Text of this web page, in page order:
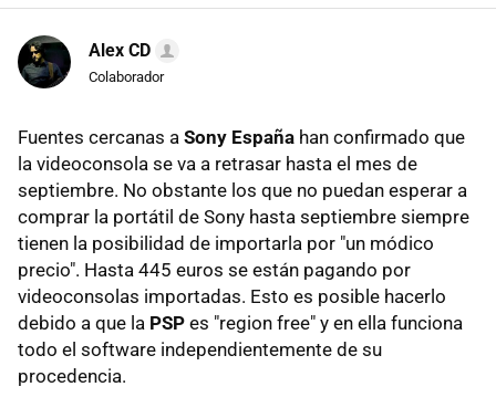
Alex CD
Colaborador
Fuentes cercanas a Sony España han confirmado que
la videoconsola se va a retrasar hasta el mes de
septiembre. No obstante los que no puedan esperar a
comprar la portátil de Sony hasta septiembre siempre
tienen la posibilidad de importarla por "un módico
precio". Hasta 445 euros se están pagando por
videoconsolas importadas. Esto es posible hacerlo
debido a que la PSP es "region free" y en ella funciona
todo el software independientemente de su
procedencia.